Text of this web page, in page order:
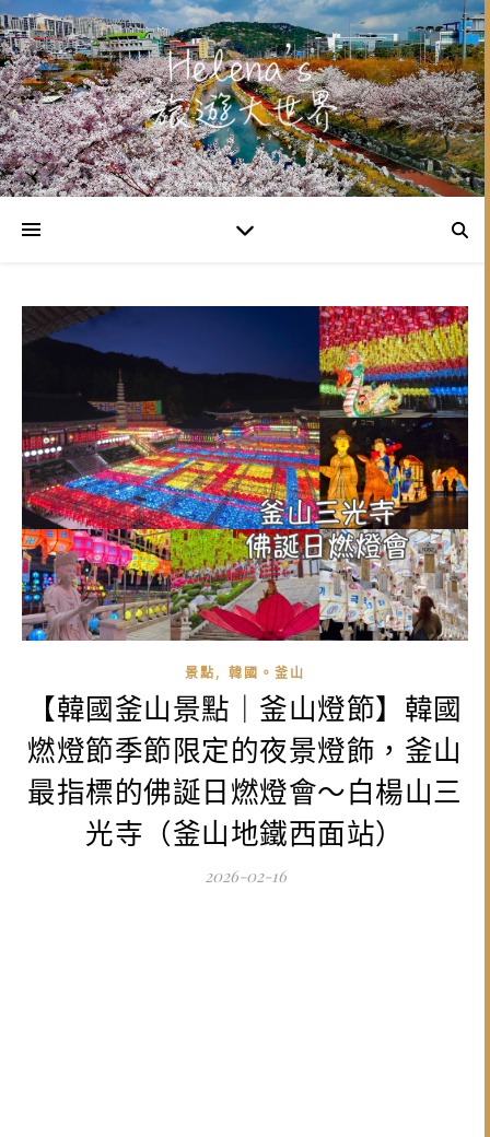
景點, 韓國。釜山
【韓國釜山景點｜釜山燈節】韓國
燃燈節季節限定的夜景燈飾，釜山
最指標的佛誕日燃燈會～白楊山三
光寺（釜山地鐵西面站）
2026-02-16